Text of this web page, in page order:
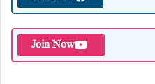
Join Now